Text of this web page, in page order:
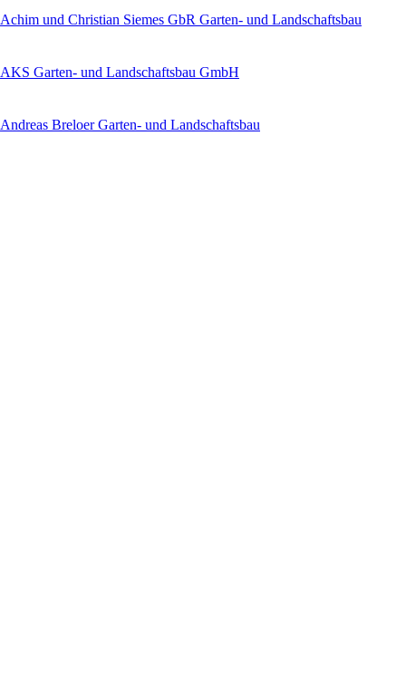
Achim und Christian Siemes GbR Garten- und Landschaftsbau
AKS Garten- und Landschaftsbau GmbH
Andreas Breloer Garten- und Landschaftsbau